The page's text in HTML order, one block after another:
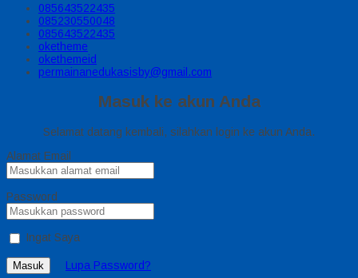
085643522435
085230550048
085643522435
oketheme
okethemeid
permainanedukasisby@gmail.com
Masuk ke akun Anda
Selamat datang kembali, silahkan login ke akun Anda.
Alamat Email
Password
Ingat Saya
Masuk Lupa Password?